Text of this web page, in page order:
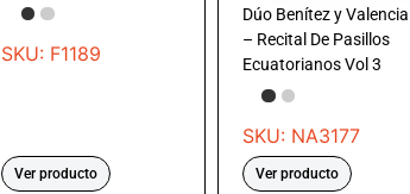
SKU: F1189
Ver producto
Dúo Benítez y Valencia
– Recital De Pasillos
Ecuatorianos Vol 3
SKU: NA3177
Ver producto